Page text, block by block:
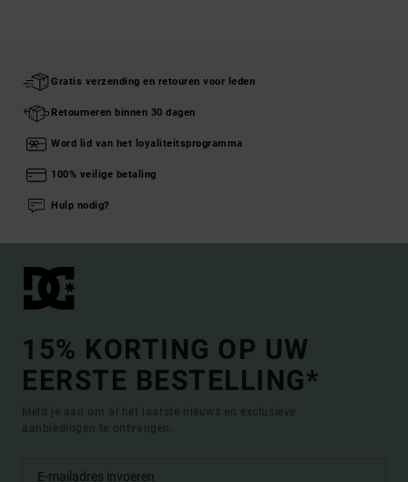
Gratis verzending en retouren voor leden
Retourneren binnen 30 dagen
Word lid van het loyaliteitsprogramma
100% veilige betaling
Hulp nodig?
15% KORTING OP UW
EERSTE BESTELLING*
Meld je aan om al het laatste nieuws en exclusieve
aanbiedingen te ontvangen.